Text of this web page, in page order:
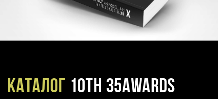
Каталог 10TH 35AWARDS